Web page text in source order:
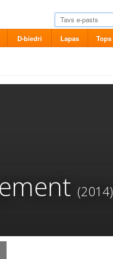
D-biedri Lapas Tops
(2014)